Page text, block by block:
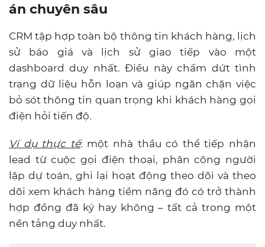
án chuyên sâu
CRM tập hợp toàn bộ thông tin khách hàng, lịch
sử báo giá và lịch sử giao tiếp vào một
dashboard duy nhất. Điều này chấm dứt tình
trạng dữ liệu hỗn loạn và giúp ngăn chặn việc
bỏ sót thông tin quan trọng khi khách hàng gọi
điện hỏi tiến độ.
Ví dụ thực tế: một nhà thầu có thể tiếp nhận
lead từ cuộc gọi điện thoại, phân công người
lập dự toán, ghi lại hoạt động theo dõi và theo
dõi xem khách hàng tiềm năng đó có trở thành
hợp đồng đã ký hay không – tất cả trong một
nền tảng duy nhất.